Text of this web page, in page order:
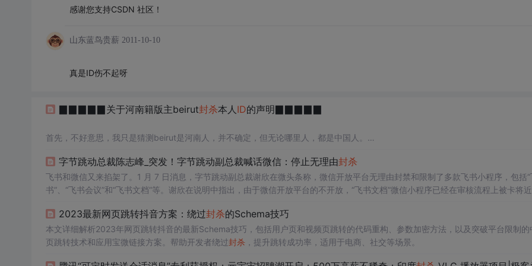
感谢您支持CSDN 社区！
山东蓝鸟贵薪 2011-10-10
真是ID伤不起呀
▉▉▉▉▉关于河南籍版主beirut封杀本人 ID的声明▉▉▉▉▉
首先，不好意思，我只是猜测beirut是河南人，并不确定，但无论哪里人，都是中国人。
其次，我这几天在水源只是跟那个叫做豆豆的开了几个玩笑而已，根本没有人身攻击她，骂她的那个CSDN_???（后面三位不记得了）
跟我没有任何关系，是不是有人一边冒充我骂她，同时在另一边做好人，我不清楚，我当时只是奇怪，豆豆原来还有其他人不喜欢的
不
字节跳动总裁陈志峰_突发！字节跳动副总裁喊话微信：停止无理由封杀
飞书和微信又来掐架了。1 月 7 日消息，字节跳动副总裁谢欣在微头条称，微信开放平台无理由封禁和限制了多款飞书小程序，包括“
书”、“飞书会议”和“飞书文档”等。谢欣在说明中指出，由于微信开放平台的不开放，“飞书文档”微信小程序已经在审核流程上被卡将近
另外两款微信小程序，...
2023最新网页跳转抖音方案：绕过封杀的Schema技巧
本文详细解析2023年网页跳转抖音的最新Schema技巧，包括用户页和视频页跳转的代码重构、参数加密方法，以及突破平台限制的
页跳转技术和应用宝微链接方案。帮助开发者绕过封杀，提升跳转成功率，适用于电商、社交等场景。